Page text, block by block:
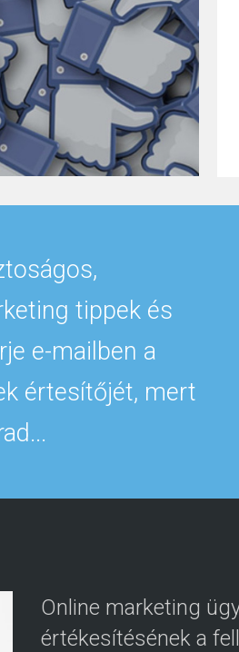
tippek és
e-mailben a
értesítőjét, mert
Online marketing
értékesítésének a